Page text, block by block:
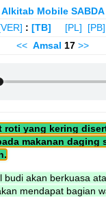
Alkitab Mobile SABDA
: [TB] [PL]
[PB]
<< Amsal 17 >>
roti yang kering
makanan daging
budi akan berkuasa
mendapat bagian